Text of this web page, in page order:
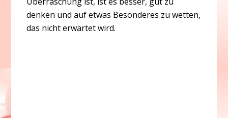
denken und auf etwas Besonderes zu wetten,
das nicht erwartet wird.